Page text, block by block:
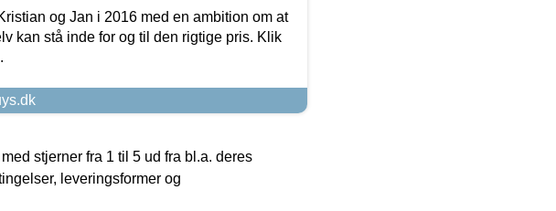
og Jan i 2016 med en ambition om at
kan stå inde for og til den rigtige pris. Klik
stjerner fra 1 til 5 ud fra bl.a. deres
leveringsformer og